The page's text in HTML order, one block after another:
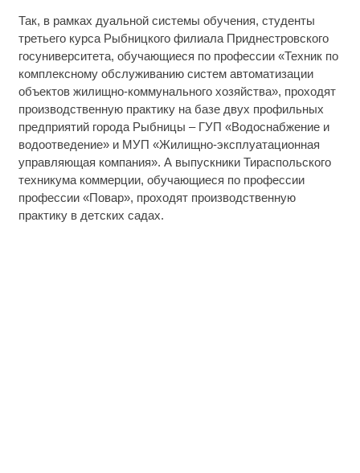
Так, в рамках дуальной системы обучения, студенты
третьего курса Рыбницкого филиала Приднестровского
госуниверситета, обучающиеся по профессии «Техник по
комплексному обслуживанию систем автоматизации
объектов жилищно-коммунального хозяйства», проходят
производственную практику на базе двух профильных
предприятий города Рыбницы – ГУП «Водоснабжение и
водоотведение» и МУП «Жилищно-эксплуатационная
управляющая компания». А выпускники Тираспольского
техникума коммерции, обучающиеся по профессии
профессии «Повар», проходят производственную
практику в детских садах.